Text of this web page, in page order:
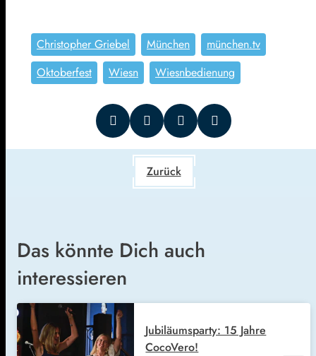
Christopher Griebel München
münchen.tv
Oktoberfest
Wiesn Wiesnbedienung
Zurück
Das könnte Dich auch
interessieren
Jubiläumsparty: 15 Jahre
CocoVero!